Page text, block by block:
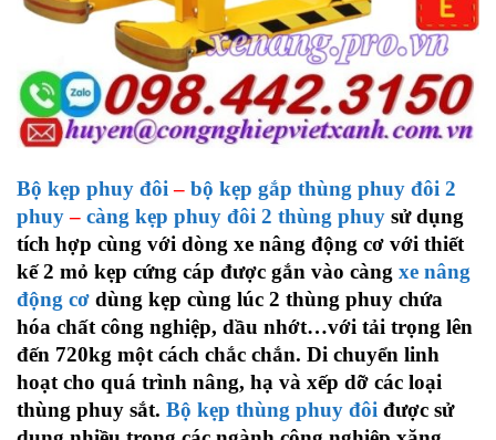
Bộ kẹp phuy đôi – bộ kẹp gắp thùng phuy đôi 2
phuy – càng kẹp phuy đôi 2 thùng phuy sử dụng
tích hợp cùng với dòng xe nâng động cơ với thiết
kế 2 mỏ kẹp cứng cáp được gắn vào càng xe nâng
động cơ dùng kẹp cùng lúc 2 thùng phuy chứa
hóa chất công nghiệp, dầu nhớt…với tải trọng lên
đến 720kg một cách chắc chắn. Di chuyển linh
hoạt cho quá trình nâng, hạ và xếp dỡ các loại
thùng phuy sắt. Bộ kẹp thùng phuy đôi được sử